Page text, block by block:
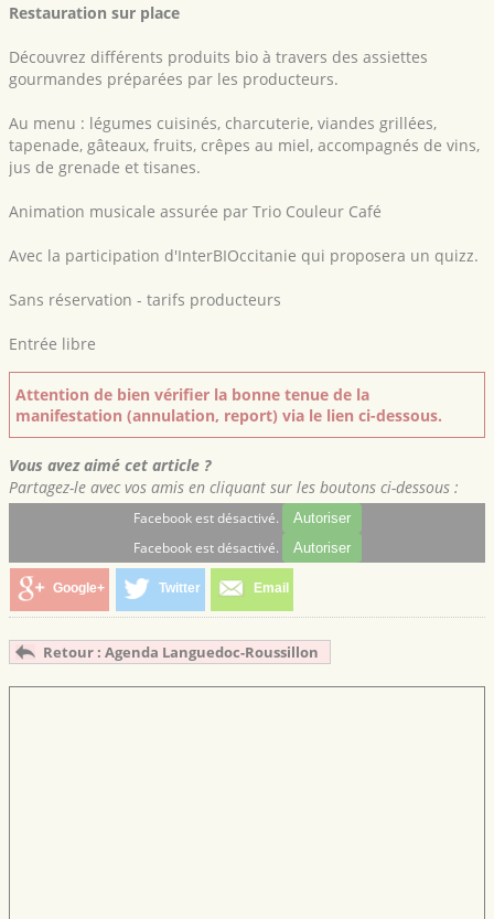
Restauration sur place
Découvrez différents produits bio à travers des assiettes
gourmandes préparées par les producteurs.
Au menu : légumes cuisinés, charcuterie, viandes grillées,
tapenade, gâteaux, fruits, crêpes au miel, accompagnés de vins,
jus de grenade et tisanes.
Animation musicale assurée par Trio Couleur Café
Avec la participation d'InterBIOccitanie qui proposera un quizz.
Sans réservation - tarifs producteurs
Entrée libre
Attention de bien vérifier la bonne tenue de la
manifestation (annulation, report) via le lien ci-dessous.
Vous avez aimé cet article ?
Partagez-le avec vos amis en cliquant sur les boutons ci-dessous :
Facebook est désactivé. Autoriser
Facebook est désactivé. Autoriser
Google+ Twitter Email
Retour : Agenda Languedoc-Roussillon